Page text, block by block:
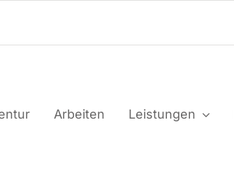
Arbei­ten Leis­tun­gen